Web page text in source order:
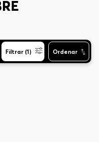
Filtrar (1) Ordenar